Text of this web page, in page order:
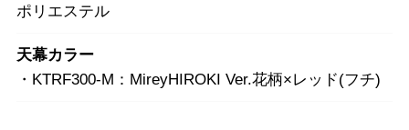
ポリエステル
天幕カラー
・KTRF300-M：MireyHIROKI Ver.花柄×レッド(フチ)